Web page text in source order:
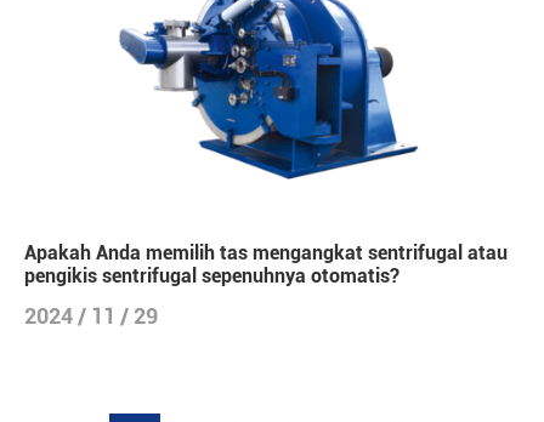
Apakah Anda memilih tas mengangkat sentrifugal atau
pengikis sentrifugal sepenuhnya otomatis?
2024 / 11 / 29